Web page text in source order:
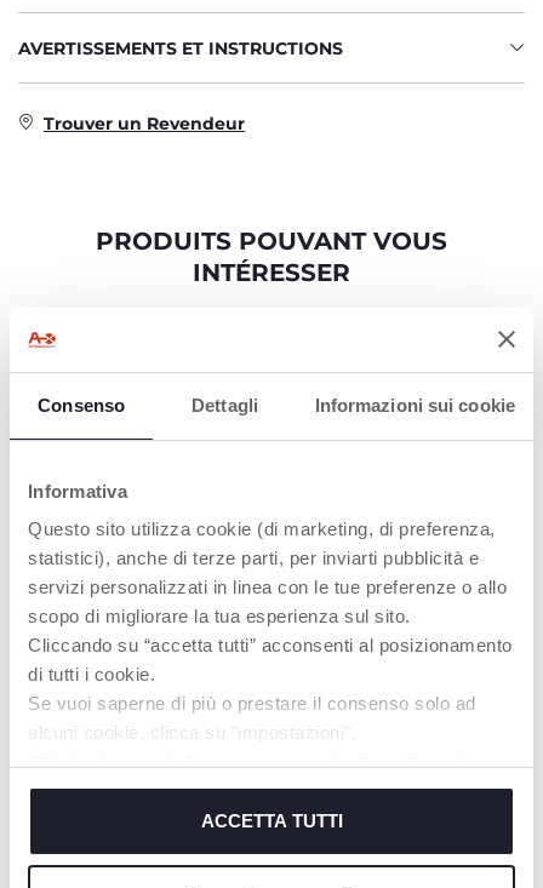
Consenso Dettagli Informazioni sui cookie
Informativa
Questo sito utilizza cookie (di marketing, di preferenza,
statistici), anche di terze parti, per inviarti pubblicità e
servizi personalizzati in linea con le tue preferenze o allo
scopo di migliorare la tua esperienza sul sito.
Cliccando su “accetta tutti” acconsenti al posizionamento
di tutti i cookie.
Se vuoi saperne di più o prestare il consenso solo ad
alcuni cookie, clicca su "impostazioni".
cookie tecnici, indispensabili per fruire del servizio
ACCETTA TUTTI
AVERTISSEMENTS ET INSTRUCTIONS
Trouver un Revendeur
PRODUITS POUVANT VOUS
INTÉRESSER
Hochet tissu Crocodile Maxi doudou ours
NOS RECOMMANDATIONS